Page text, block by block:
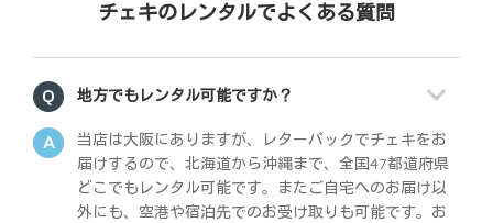
チェキのレンタルでよくある質問
地方でもレンタル可能ですか？
当店は大阪にありますが、レターパックでチェキをお
届けするので、北海道から沖縄まで、全国47都道府県
どこでもレンタル可能です。またご自宅へのお届け以
外にも、空港や宿泊先でのお受け取りも可能です。お